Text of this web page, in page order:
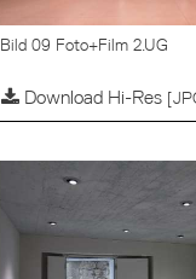
Bild 09 Foto+Film 2.UG
Download Hi-Res